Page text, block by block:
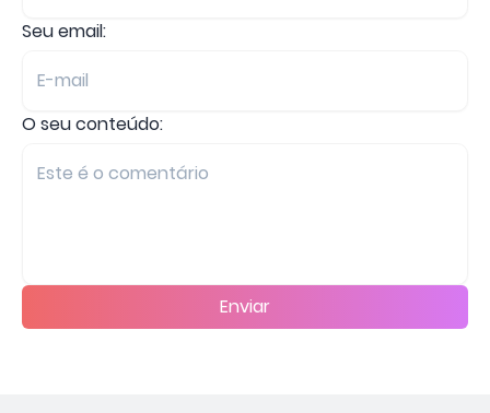
Seu email:
O seu conteúdo:
Enviar